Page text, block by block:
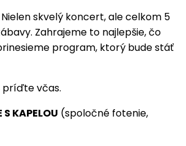
Nielen skvelý koncert, ale celkom 5
Zahrajeme to najlepšie, čo
program, ktorý bude stáť
príďte včas.
S KAPELOU (spoločné fotenie,